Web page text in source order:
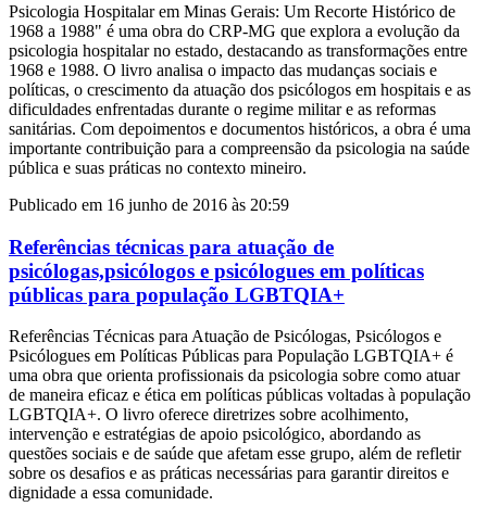
Psicologia Hospitalar em Minas Gerais: Um Recorte Histórico de
1968 a 1988" é uma obra do CRP-MG que explora a evolução da
psicologia hospitalar no estado, destacando as transformações entre
1968 e 1988. O livro analisa o impacto das mudanças sociais e
políticas, o crescimento da atuação dos psicólogos em hospitais e as
dificuldades enfrentadas durante o regime militar e as reformas
sanitárias. Com depoimentos e documentos históricos, a obra é uma
importante contribuição para a compreensão da psicologia na saúde
pública e suas práticas no contexto mineiro.
Publicado em 16 junho de 2016 às 20:59
Referências técnicas para atuação de
psicólogas,psicólogos e psicólogues em políticas
públicas para população LGBTQIA+
Referências Técnicas para Atuação de Psicólogas, Psicólogos e
Psicólogues em Políticas Públicas para População LGBTQIA+ é
uma obra que orienta profissionais da psicologia sobre como atuar
de maneira eficaz e ética em políticas públicas voltadas à população
LGBTQIA+. O livro oferece diretrizes sobre acolhimento,
intervenção e estratégias de apoio psicológico, abordando as
questões sociais e de saúde que afetam esse grupo, além de refletir
sobre os desafios e as práticas necessárias para garantir direitos e
dignidade a essa comunidade.